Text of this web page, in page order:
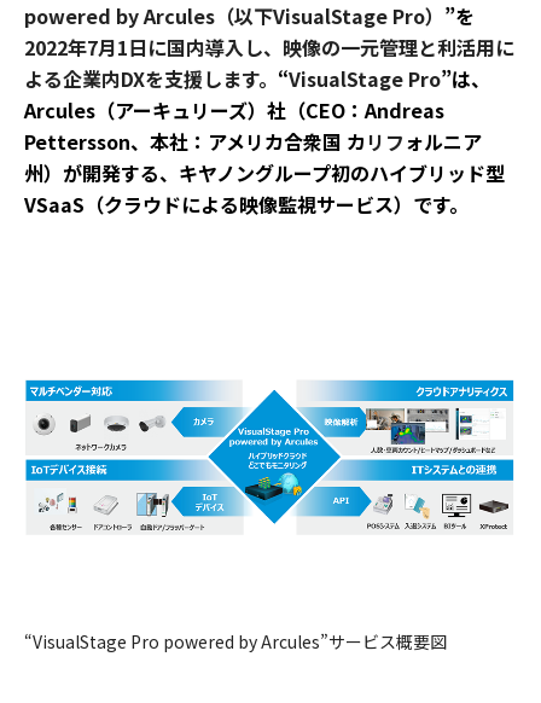
powered by Arcules （以下VisualStage Pro） ”を
2022年7月1日に国内導入し、映像の一元管理と利活用に
よる企業内DXを支援します。 “VisualStage Pro”は、
Arcules（アーキュリーズ）社（CEO：Andreas
Pettersson、本社：アメリカ合衆国 カ リフォルニア
州）が開発する、キヤノングループ初のハイブリッド型
VSaaS（クラウドによる映像監視サービス）です。
“VisualStage Pro powered by Arcules”サービス概要図